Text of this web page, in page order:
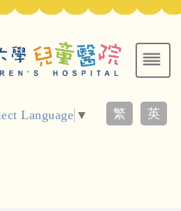
Language ▼ 繁 英